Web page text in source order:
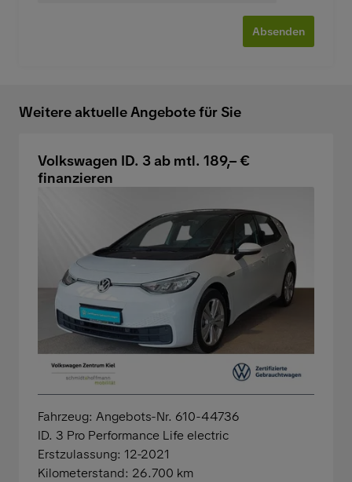
Absenden
Weitere aktuelle Angebote für Sie
Volkswagen ID. 3 ab mtl. 189,– €
finanzieren
Fahrzeug: Angebots-Nr. 610-44736
ID. 3 Pro Performance Life electric
Erstzulassung: 12-2021
Kilometerstand: 26.700 km